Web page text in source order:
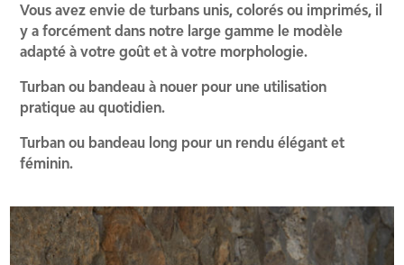
Vous avez envie de turbans unis, colorés ou imprimés, il
y a forcément dans notre large gamme le modèle
adapté à votre goût et à votre morphologie.
Turban ou bandeau à nouer pour une utilisation
pratique au quotidien.
Turban ou bandeau long pour un rendu élégant et
féminin.